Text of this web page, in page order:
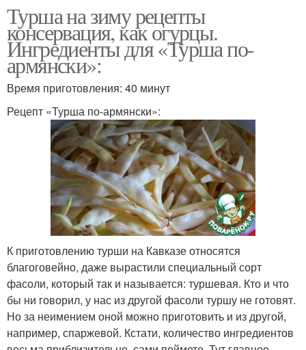
Турша на зиму рецепты
консервация, как огурцы.
Ингредиенты для «Турша по-
армянски»:
Время приготовления: 40 минут
Рецепт «Турша по-армянски»:
К приготовлению турши на Кавказе относятся
благоговейно, даже вырастили специальный сорт
фасоли, который так и называется: туршевая. Кто и что
бы ни говорил, у нас из другой фасоли туршу не готовят.
Но за неимением оной можно приготовить и из другой,
например, спаржевой. Кстати, количество ингредиентов